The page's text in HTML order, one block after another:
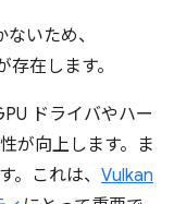
いため、
在します。
ドライバやハー
が向上します。ま
。これは、 Vulkan